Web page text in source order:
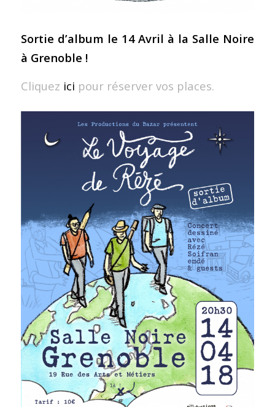
Sortie d’album le 14 Avril à la Salle Noire
à Grenoble !
Cliquez ici pour réserver vos places.